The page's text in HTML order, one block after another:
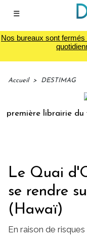
☰
Nos bureaux sont
Accueil > DESTIMAG
librairie du
Le Quai
se rendre
(Hawaï)
En raison de